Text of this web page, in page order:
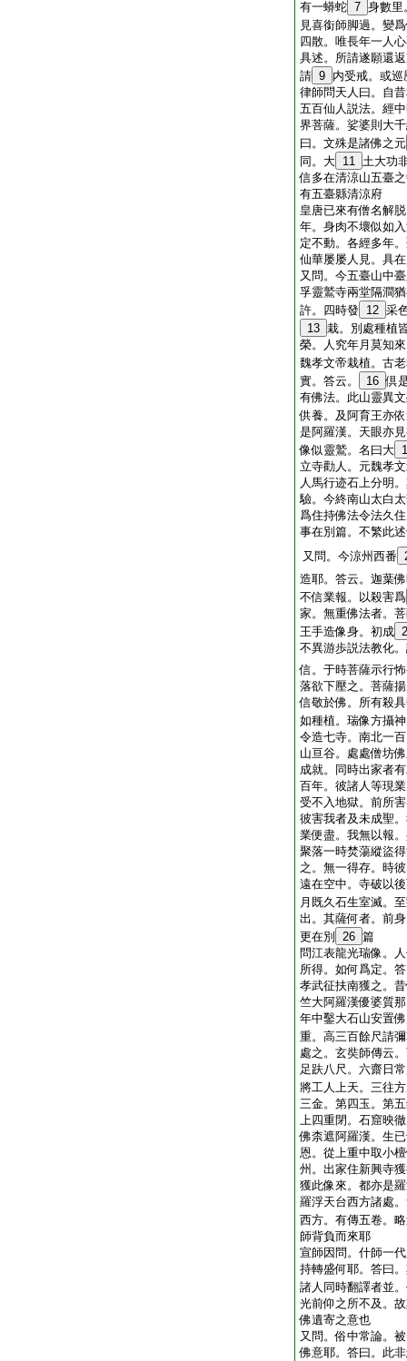
有一蟒蛇 7 身數里
見喜銜師脚過。變
四散。唯長年一人
具述。所請遂願還
請 9 内受戒。或巡
律師問天人曰。自
五百仙人説法。經
界菩薩。娑婆則大
曰。文殊是諸佛之元
同。大 11 土大功
信多在清涼山五臺
有五臺縣清涼府
皇唐已來有僧名解
年。身肉不壞似如
定不動。各經多年
仙華屡屡人見。具
又問。今五臺山中
孚靈鷲寺兩堂隔澗
許。四時發
12 采
13 栽。別處種植
榮。人究年月莫知
魏孝文帝栽植。古
實。答云。
16 倶
有佛法。此山靈異
供養。及阿育王亦
是阿羅漢。天眼亦
像似靈鷲。名曰大
立寺勸人。元魏孝
人馬行迹石上分明
驗。今終南山太白
爲住持佛法令法久
事在別篇。不繁此
又問。今涼州西番
造耶。答云。迦葉
不信業報。以殺害爲
家。無重佛法者。
王手造像身。初成
不異游歩説法教化
信。于時菩薩示行
落欲下壓之。菩薩
信敬於佛。所有殺
如種植。瑞像方攝
令造七寺。南北一
山亘谷。處處僧坊
成就。同時出家者
百年。彼諸人等現
受不入地獄。前所
彼害我者及未成聖
業便盡。我無以報
聚落一時焚蕩縱盜
之。無一得存。時
遠在空中。寺破以
月既久石生室滅。
出。其薩何者。前
更在別
26 篇
問江表龍光瑞像。
所得。如何爲定。
孝武征扶南獲之。
竺大阿羅漢優婆質
年中鑿大石山安置
重。高三百餘尺請
處之。玄奘師傳云
足趺八尺。六齋日
將工人上天。三往
三金。第四玉。第
上四重閉。石窟映
佛柰遮阿羅漢。生
恩。從上重中取小
州。出家住新興寺
獲此像來。都亦是
羅浮天台西方諸處
西方。有傳五卷。
師背負而來耶
宣師因問。什師一
持轉盛何耶。答曰
諸人同時翻譯者並
光前仰之所不及。
佛遺寄之意也
又問。俗中常論。
佛意耶。答曰。此